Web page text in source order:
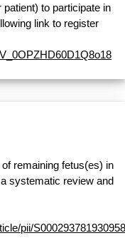
to participate in
link to register
remaining fetus(es) in
systematic review and
pii/